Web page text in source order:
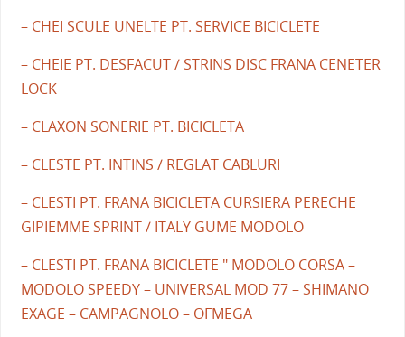
– CHEI SCULE UNELTE PT. SERVICE BICICLETE
– CHEIE PT. DESFACUT / STRINS DISC FRANA CENETER
LOCK
– CLAXON SONERIE PT. BICICLETA
– CLESTE PT. INTINS / REGLAT CABLURI
– CLESTI PT. FRANA BICICLETA CURSIERA PERECHE
GIPIEMME SPRINT / ITALY GUME MODOLO
– CLESTI PT. FRANA BICICLETE " MODOLO CORSA –
MODOLO SPEEDY – UNIVERSAL MOD 77 – SHIMANO
EXAGE – CAMPAGNOLO – OFMEGA